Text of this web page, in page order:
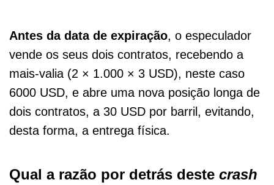
Antes da data de expiração, o especulador
vende os seus dois contratos, recebendo a
mais-valia (2 × 1.000 × 3 USD), neste caso
6000 USD, e abre uma nova posição longa de
dois contratos, a 30 USD por barril, evitando,
desta forma, a entrega física.
Qual a razão por detrás deste crash